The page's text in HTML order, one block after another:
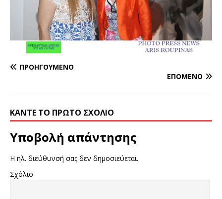
ΠΡΟΗΓΟΎΜΕΝΟ
ΕΠΌΜΕΝΟ
ΚΆΝΤΕ ΤΟ ΠΡΏΤΟ ΣΧΌΛΙΟ
Υποβολή απάντησης
Η ηλ. διεύθυνσή σας δεν δημοσιεύεται.
Σχόλιο